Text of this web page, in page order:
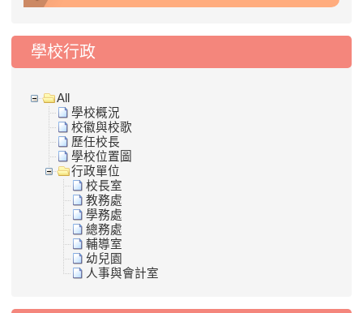
學校行政
All
學校概況
校徽與校歌
歷任校長
學校位置圖
行政單位
校長室
教務處
學務處
總務處
輔導室
幼兒園
人事與會計室